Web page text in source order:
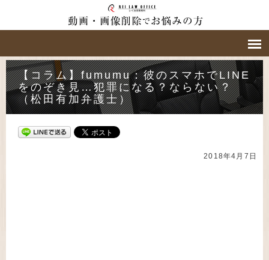
【コラム】fumumu：彼のスマホでLINE
をのぞき見…犯罪になる？ならない？
（松田有加弁護士）
2018年4月7日